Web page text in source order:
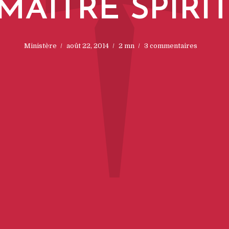
Ministère août 22, 2014 2 mn 3 commentaires